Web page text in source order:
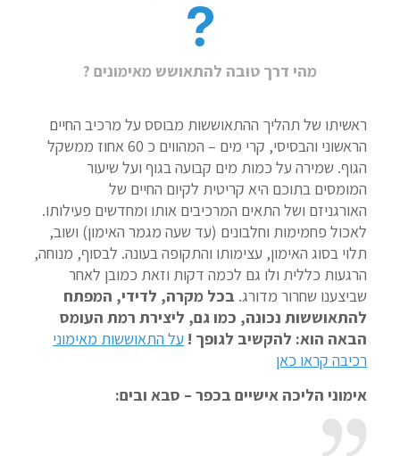
מהי דרך טובה להתאושש מאימונים ?
ראשיתו של תהליך ההתאוששות מבוסס על מרכיב החיים
הראשוני והבסיסי, קרי מים – המהווים כ 60 אחוז ממשקל
הגוף. שמירה על כמות מים קבועה בגוף ועל שיעור
המומסים בתוכם היא קריטית לקיום החיים של
האורגניזם ושל התאים המרכיבים אותו ומחדשים פעילותו.
לאכול פחמימות וחלבונים (עד שעה מגמר האימון) ושוב,
תלוי בסוג האימון, עצימותו והתקופה בעונה. לבסוף, מנוחה,
הרגעות כללית ולו גם לכמה דקות וזאת כמובן לאחר
שביצענו שחרור מדורג. בכל מקרה, לדידי, המפתח
להתאוששות נכונה, כמו גם, ליצירת רמת העומס
הבאה הוא: להקשיב לגופך ! על התאוששות מאימוני
רכיבה קראו כאן
אימוני הליכה אישיים בכפר – סבא ובים:
@asafrunners1